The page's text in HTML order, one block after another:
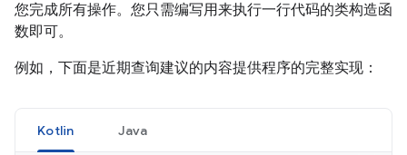
您完成所有操作。您只需编写用来执行一行代码的类构造函
数即可。
例如，下面是近期查询建议的内容提供程序的完整实现：
Kotlin Java